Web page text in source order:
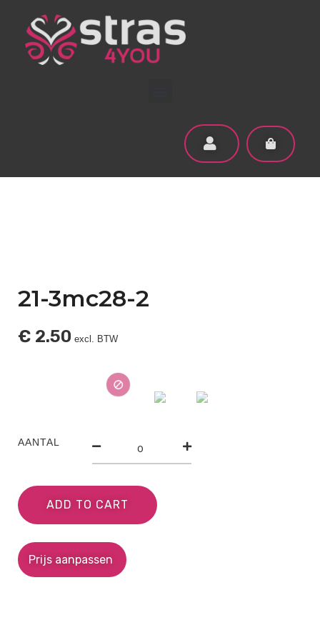
21-3mc28-2
€ 2.50 excl. BTW
AANTAL
ADD TO CART
Prijs aanpassen